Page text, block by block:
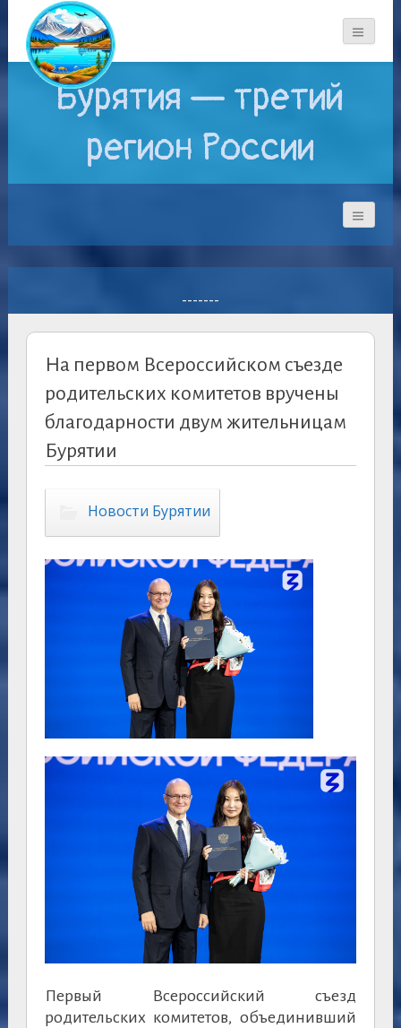
Бурятия — третий
регион России
-------
На первом Всероссийском съезде
родительских комитетов вручены
благодарности двум жительницам
Бурятии
Новости Бурятии
Первый Всероссийский съезд
родительских комитетов, объединивший